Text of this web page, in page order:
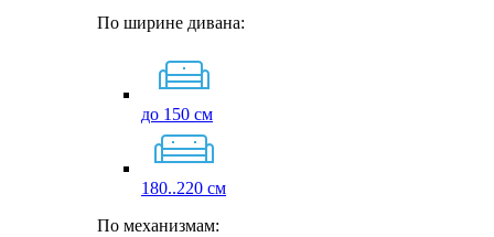
По ширине дивана:
до 150 см
180..220 см
По механизмам: